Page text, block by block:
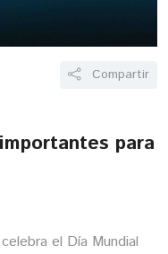
Compartir
para
el Día Mundial